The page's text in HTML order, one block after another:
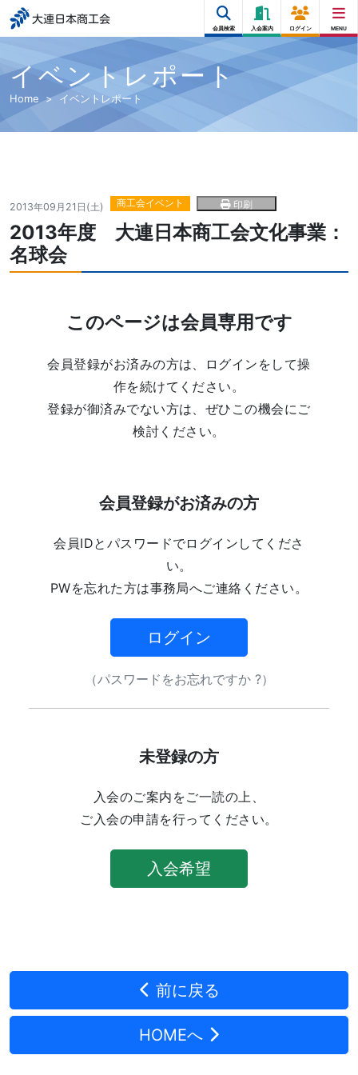
大連日本商工会
会員検索 入会案内 ログイン MENU
イベントレポート
Home イベントレポート
2013年09月21日(土) 商工会イベント 印刷
2013年度 大連日本商工会文化事業：
名球会
このページは会員専用です
会員登録がお済みの方は、ログインをして操
作を続けてください。
登録が御済みでない方は、ぜひこの機会にご
検討ください。
会員登録がお済みの方
会員IDとパスワードでログインしてくださ
い。
PWを忘れた方は事務局へご連絡ください。
ログイン
（パスワードをお忘れですか ?）
未登録の方
入会のご案内をご一読の上、
ご入会の申請を行ってください。
入会希望
前に戻る
HOMEへ